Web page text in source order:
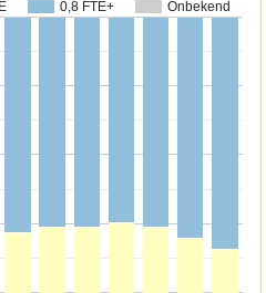
0,8 FTE+ Onbekend